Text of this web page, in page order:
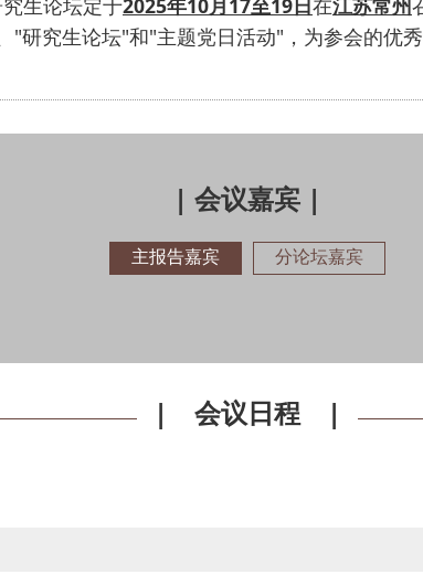
生论坛定于2025年10月17至19日在江苏常州
研究生论坛"和"主题党日活动"，为参会的优
| 会议嘉宾 |
主报告嘉宾 分论坛嘉宾
| 会议日程 |